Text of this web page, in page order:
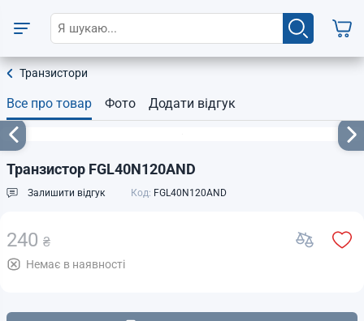
Транзистори
Все про товар Фото Додати відгук
Транзистор FGL40N120AND
Залишити відгук Код: FGL40N120AND
240 ₴
Немає в наявності